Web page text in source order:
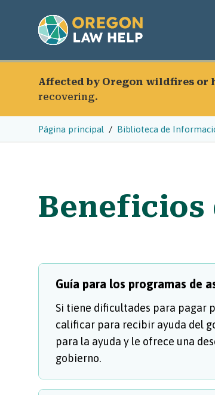
Affected by Oregon wildfires or
recovering.
Página principal Biblioteca de
Beneficios
Guía para los programas de
Si tiene dificultades para pagar
calificar para recibir ayuda del
para la ayuda y le ofrece una
gobierno.